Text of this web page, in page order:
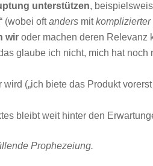
unterstützen,
(wobei oftandersmitkomplizierter
wiroder machen deren Relevanz
glaube ich nicht, mich hat noch
(„ich biete das Produkt
bleibt weit hinter den
Prophezeiung.